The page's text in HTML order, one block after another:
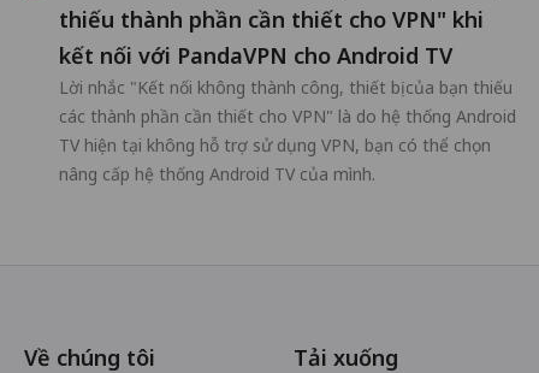
thiếu thành phần cần thiết cho VPN" khi
kết nối với PandaVPN cho Android TV
Lời nhắc "Kết nối không thành công, thiết bị của bạn thiếu
các thành phần cần thiết cho VPN" là do hệ thống Android
TV hiện tại không hỗ trợ sử dụng VPN, bạn có thể chọn
nâng cấp hệ thống Android TV của mình.
Về chúng tôi Tải xuống